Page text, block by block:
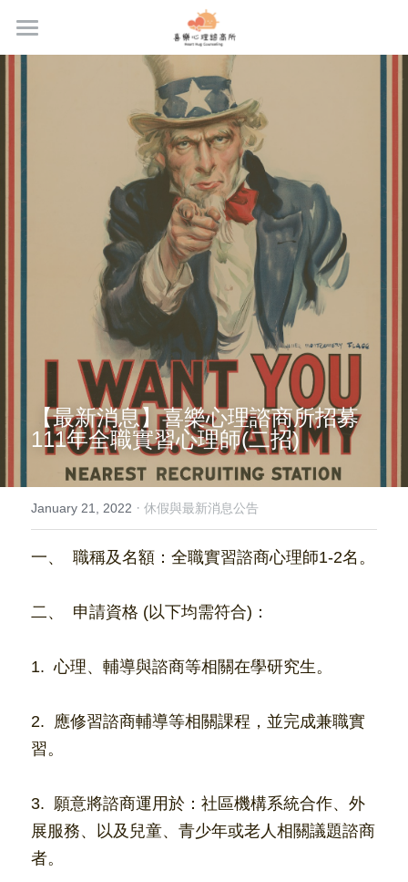
合作團隊
最新消息與好文
專業課程
場地租借
預約流程
我要預約
活動報導
15-45歲青壯心理健康方案
English
English
02-2981-0715
【最新消息】喜樂心理諮商所招募
111年全職實習心理師(二招)
January 21, 2022 · 休假與最新消息公告
一、  職稱及名額：全職實習諮商心理師1-2名。
二、  申請資格 (以下均需符合)：
1.  心理、輔導與諮商等相關在學研究生。
2.  應修習諮商輔導等相關課程，並完成兼職實
習。
3.  願意將諮商運用於：社區機構系統合作、外
展服務、以及兒童、青少年或老人相關議題諮商
者。